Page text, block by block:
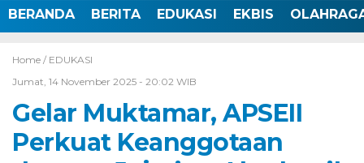
BERANDA BERITA EDUKASI EKBIS
Home / EDUKASI
Jumat, 14 November 2025 - 20:02 WIB
Gelar Muktamar, APSEII
Perkuat Keanggotaan